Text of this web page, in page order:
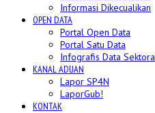
Informasi Dikecualikan
OPEN DATA
Portal Open Data
Portal Satu Data
Infografis Data
KANAL ADUAN
Lapor SP4N
LaporGub!
KONTAK